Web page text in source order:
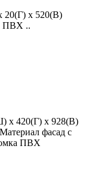
20(Г) х 520(В)
ПВХ ..
420(Г) х 928(В)
фасад с
ПВХ